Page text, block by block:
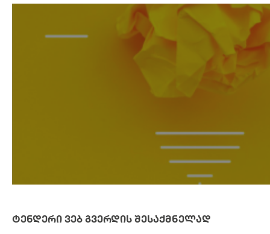
ᲢᲔᲜᲓᲔᲠᲘ ᲕᲔᲑ ᲒᲕᲔᲠᲓᲘᲡ ᲨᲔᲡᲐᲥᲛᲜᲔᲚᲐᲓ